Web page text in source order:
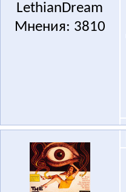
LethianDream
Мнения: 3810